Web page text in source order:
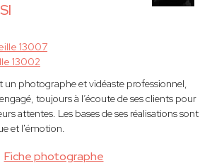
Fiche photographe
13007
13002
un photographe et vidéaste professionnel,
toujours à l’écoute de ses clients pour
attentes. Les bases de ses réalisations sont
et l'émotion.